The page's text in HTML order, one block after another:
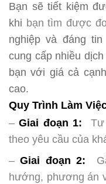
Bạn sẽ tiết kiệm
khi bạn tìm được
nghiệp và đáng tin
cung cấp nhiều
bạn với giá cả
cao.
Quy Trình Làm
–Giai đoạn 1:
theo yêu cầu của
–Giai đoạn 2:
hướng, phương án